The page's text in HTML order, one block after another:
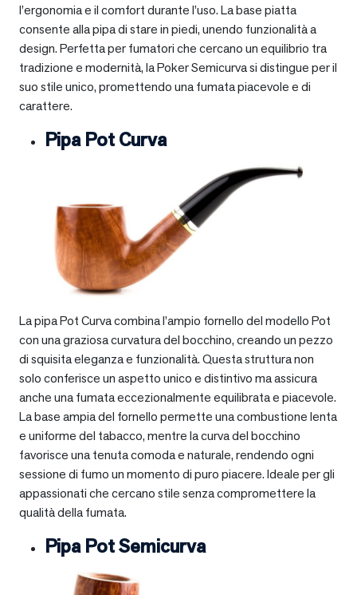
l’ergonomia e il comfort durante l’uso. La base piatta
consente alla pipa di stare in piedi, unendo funzionalità a
design. Perfetta per fumatori che cercano un equilibrio tra
tradizione e modernità, la Poker Semicurva si distingue per il
suo stile unico, promettendo una fumata piacevole e di
carattere.
Pipa Pot Curva
La pipa Pot Curva combina l’ampio fornello del modello Pot
con una graziosa curvatura del bocchino, creando un pezzo
di squisita eleganza e funzionalità. Questa struttura non
solo conferisce un aspetto unico e distintivo ma assicura
anche una fumata eccezionalmente equilibrata e piacevole.
La base ampia del fornello permette una combustione lenta
e uniforme del tabacco, mentre la curva del bocchino
favorisce una tenuta comoda e naturale, rendendo ogni
sessione di fumo un momento di puro piacere. Ideale per gli
appassionati che cercano stile senza compromettere la
qualità della fumata.
Pipa Pot Semicurva